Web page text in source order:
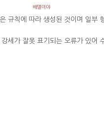
배멀미야
규칙에 따라 생성된 것이며 일부
세가 잘못 표기되는 오류가 있어